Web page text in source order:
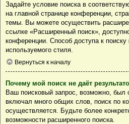
Задайте условие поиска в
на главной странице конференции,
темы. Вы можете осуществить
ссылке «Расширенный поиск»,
конференции. Способ доступа к поиску
используемого стиля.
Вернуться к началу
Почему мой поиск не даёт
Ваш поисковый запрос, возможно,
включал много общих слов, поиск по
осуществляется. Будьте более
возможности расширенного поиска.